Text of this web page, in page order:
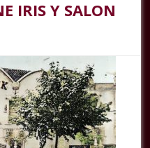
IRIS Y SALON